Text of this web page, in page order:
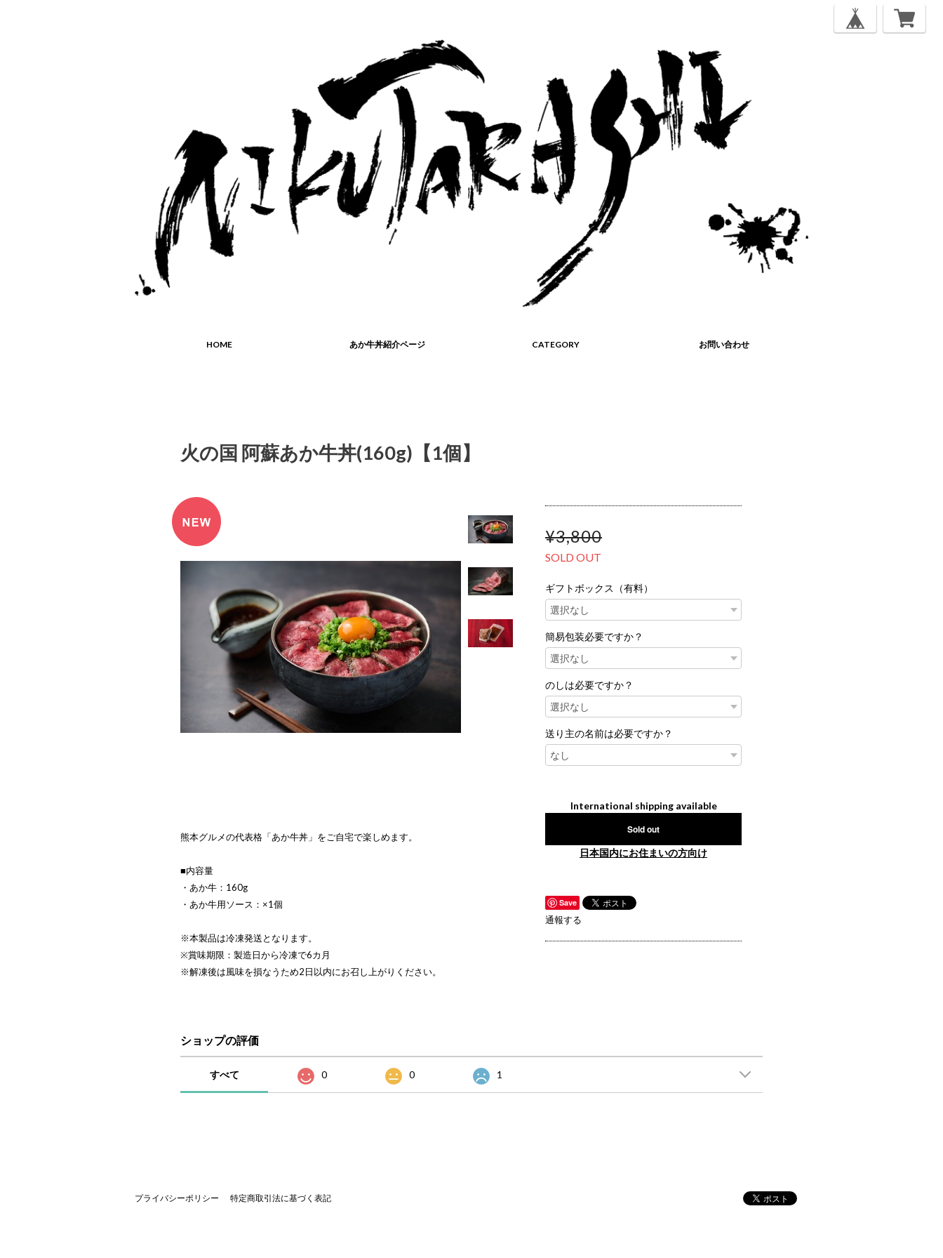
HOME あか牛丼紹介ページ CATEGORY お問い合わせ
火の国 阿蘇あか牛丼(160g)【1個】
熊本グルメの代表格「あか牛丼」をご自宅で楽しめます。
■内容量
・あか牛：160g
・あか牛用ソース：×1個
※本製品は冷凍発送となります。
※賞味期限：製造日から冷凍で6カ月
※解凍後は風味を損なうため2日以内にお召し上がりください。
¥3,800
SOLD OUT
ギフトボックス（有料）
簡易包装必要ですか？
のしは必要ですか？
送り主の名前は必要ですか？
International shipping available
Sold out
日本国内にお住まいの方向け
Save
通報する
ショップの評価
すべて 0 0 1
プライバシーポリシー 特定商取引法に基づく表記